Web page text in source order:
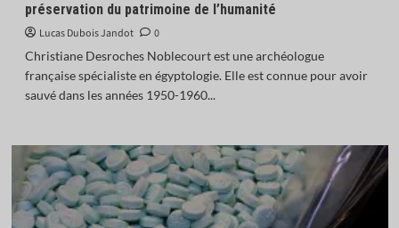
Actualités Économie Industrie
L’Inde donne son feu vert à l’achat de 114 Rafale
français
préservation du patrimoine de l’humanité
Lucas Dubois Jandot
0
Christiane Desroches Noblecourt est une archéologue
française spécialiste en égyptologie. Elle est connue pour avoir
sauvé dans les années 1950-1960...